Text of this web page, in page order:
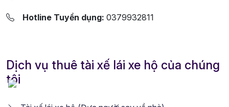
Hotline Tuyển dụng: 0379932811
Dịch vụ thuê tài xế lái xe hộ của chúng
tôi